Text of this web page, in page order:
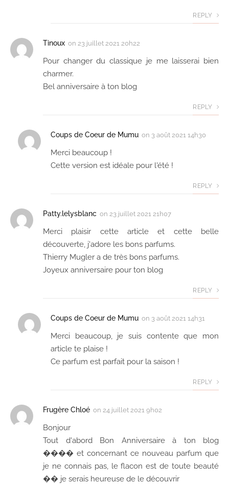
REPLY
Tinoux on 23 juillet 2021 20h22
Pour changer du classique je me laisserai bien
charmer.
Bel anniversaire à ton blog
REPLY
Coups de Coeur de Mumu on 3 août 2021 14h30
Merci beaucoup !
Cette version est idéale pour l'été !
REPLY
Patty.lelysblanc on 23 juillet 2021 21h07
Merci plaisir cette article et cette belle
découverte, j'adore les bons parfums.
Thierry Mugler a de très bons parfums.
Joyeux anniversaire pour ton blog
REPLY
Coups de Coeur de Mumu on 3 août 2021 14h31
Merci beaucoup, je suis contente que mon
article te plaise !
Ce parfum est parfait pour la saison !
REPLY
Frugère Chloé on 24 juillet 2021 9h02
Bonjour
Tout d'abord Bon Anniversaire à ton blog
���� et concernant ce nouveau parfum que
je ne connais pas, le flacon est de toute beauté
�� je serais heureuse de le découvrir